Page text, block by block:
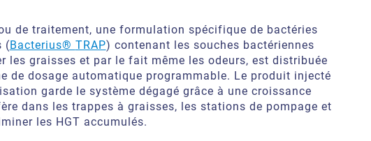
de traitement, une formulation spécifique de bactéries
(Bacterius® TRAP) contenant les souches bactériennes
les graisses et par le fait même les odeurs, est distribuée
de dosage automatique programmable. Le produit injecté
garde le système dégagé grâce à une croissance
dans les trappes à graisses, les stations de pompage et
er les HGT accumulés.